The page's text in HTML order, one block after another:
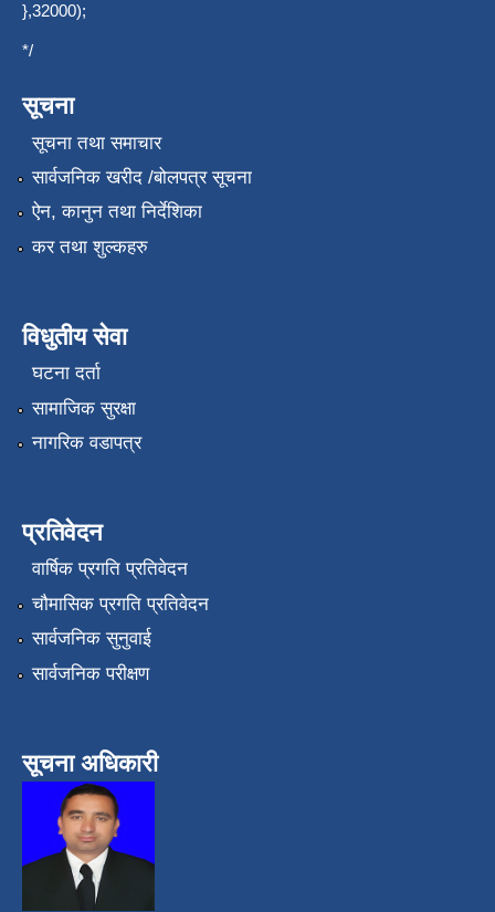
},32000);
*/
सूचना
सूचना तथा समाचार
सार्वजनिक खरीद /बोलपत्र सूचना
ऐन, कानुन तथा निर्देशिका
कर तथा शुल्कहरु
विधुतीय सेवा
घटना दर्ता
सामाजिक सुरक्षा
नागरिक वडापत्र
प्रतिवेदन
वार्षिक प्रगति प्रतिवेदन
चौमासिक प्रगति प्रतिवेदन
सार्वजनिक सुनुवाई
सार्वजनिक परीक्षण
सूचना अधिकारी